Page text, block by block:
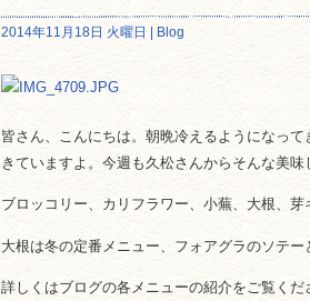
2014年11月18日 火曜日 | Blog
皆さん、こんにちは。朝晩冷えるようになっ
きていますよ。今週も久松さんからそんな美味
ブロッコリー、カリフラワー、小蕪、大根、芽
大根は冬の定番メニュー、フォアグラのソテー
詳しくはブログの各メニューの紹介をご覧くだ